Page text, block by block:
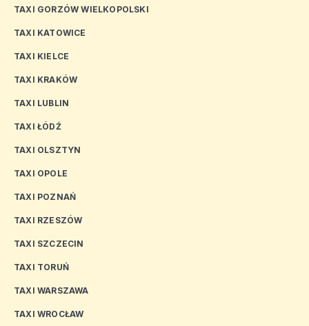
TAXI GORZÓW WIELKOPOLSKI
TAXI KATOWICE
TAXI KIELCE
TAXI KRAKÓW
TAXI LUBLIN
TAXI ŁÓDŹ
TAXI OLSZTYN
TAXI OPOLE
TAXI POZNAŃ
TAXI RZESZÓW
TAXI SZCZECIN
TAXI TORUŃ
TAXI WARSZAWA
TAXI WROCŁAW